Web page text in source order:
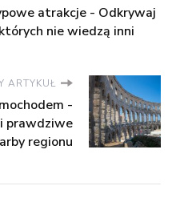
atrakcje - Odkrywaj
nie wiedzą inni
ARTYKUŁ
-
prawdziwe
regionu